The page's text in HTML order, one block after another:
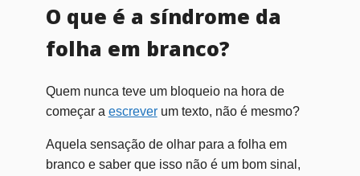
O que é a síndrome da
folha em branco?
Quem nunca teve um bloqueio na hora de
começar a escreverum texto, não é mesmo?
Aquela sensação de olhar para a folha em
branco e saber que isso não é um bom sinal,